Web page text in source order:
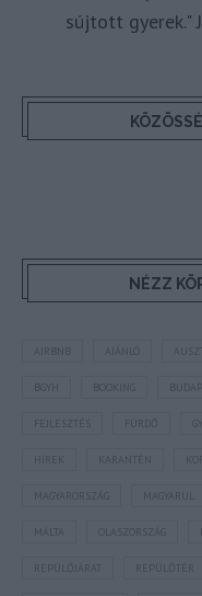
sújtott gyerek."
NÉZZ
FEJLESZTÉS
KARANTÉN
MAGYARORSZÁG
MÁLTA OLASZORSZÁG
REPÜLŐJÁRAT REPÜLŐTÉR